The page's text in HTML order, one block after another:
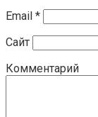
Email *
Сайт
Комментарий